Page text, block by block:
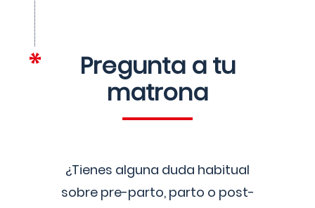
Pregunta a tu
matrona
¿Tienes alguna duda habitual
sobre pre-parto, parto o post-